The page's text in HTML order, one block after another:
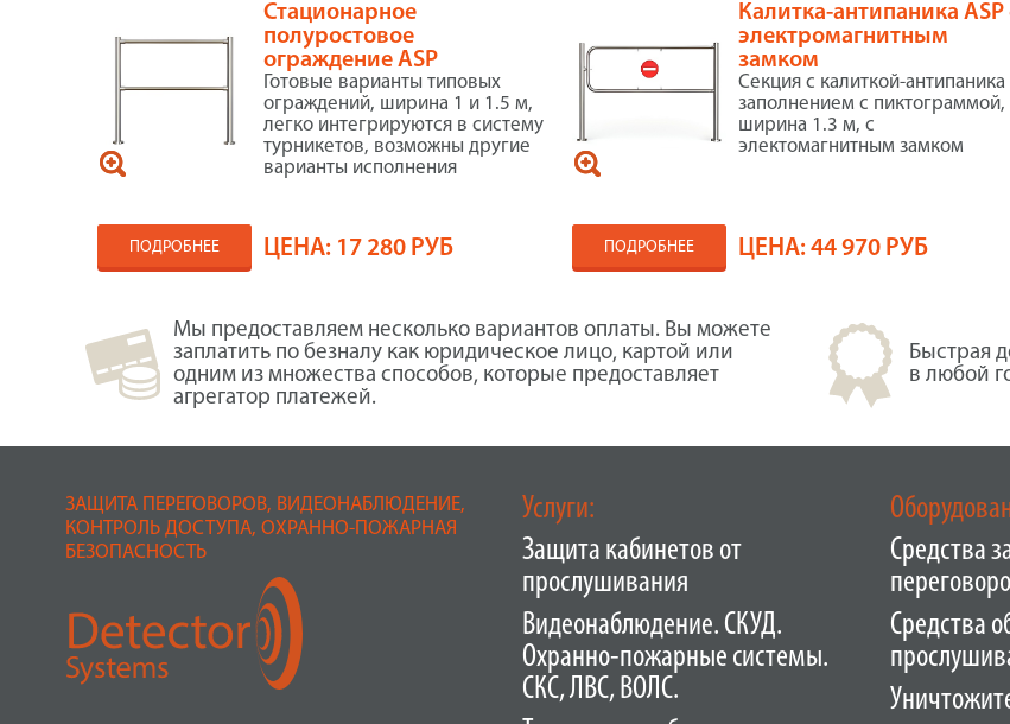
Стационарное
полуростовое
ограждение ASP
Готовые варианты типовых
ограждений, ширина 1 и 1.5 м,
легко интегрируются в систему
турникетов, возможны другие
варианты исполнения
ПОДРОБНЕЕ ЦЕНА: 17 280 РУБ
Калитка-антипаника ASP
электромагнитным
замком
Секция с калиткой-антипаника
заполнением с пиктограммой,
ширина 1.3 м, с
электомагнитным замком
ПОДРОБНЕЕ ЦЕНА:44 970 РУБ
Мы предоставляем несколько вариантов оплаты. Вы можете
заплатить по безналу как юридическое лицо, картой или
одним из множества способов, которые предоставляет
агрегатор платежей.
Быстрая
в любой
ЗАЩИТА ПЕРЕГОВОРОВ, ВИДЕОНАБЛЮДЕНИЕ,
КОНТРОЛЬ ДОСТУПА, ОХРАННО-ПОЖАРНАЯ
БЕЗОПАСНОСТЬ
Услуги:
Защита кабинетов от
прослушивания
Видеонаблюдение. СКУД.
Охранно-пожарные системы.
СКС, ЛВС, ВОЛС.
Средства
Средства